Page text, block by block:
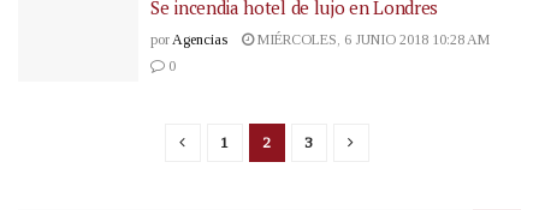
Se incendia hotel de lujo en Londres
porAgencias
MIÉRCOLES, 6 JUNIO 2018 10:28 AM
0
1 2 3